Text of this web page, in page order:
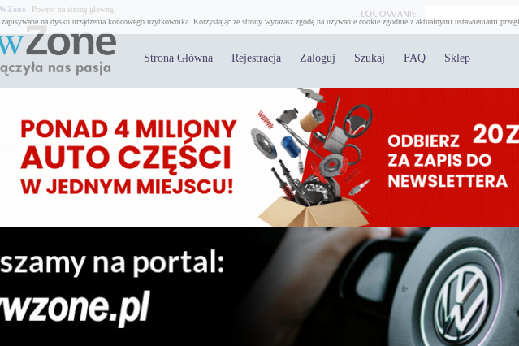
na dysku urządzenia końcowego użytkownika. Korzystając ze strony wyrażasz zgodę na używanie cookie zgodnie z aktualnymi ustawieniami
. Powrót na stronę główną.
Strona Główna Rejestracja Zaloguj Szukaj FAQ Sklep